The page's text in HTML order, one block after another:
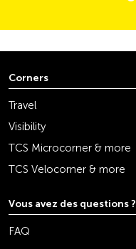
Corners
Travel
Visibility
TCS Microcorner & more
TCS Velocorner & more
Vous avez des questions ?
FAQ